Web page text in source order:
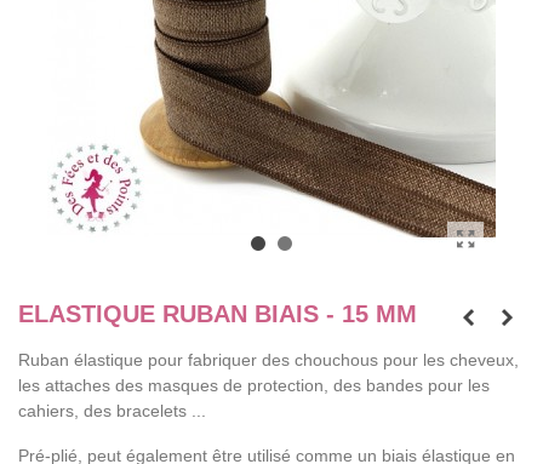
ELASTIQUE RUBAN BIAIS - 15 MM
Ruban élastique pour fabriquer des chouchous pour les cheveux,
les attaches des masques de protection, des bandes pour les
cahiers, des bracelets ...
Pré-plié, peut également être utilisé comme un biais élastique en